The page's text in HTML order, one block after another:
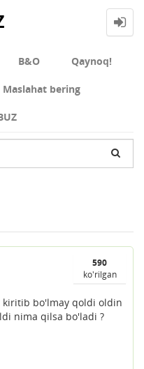
В&О Qaynoq!
Maslahat bering
590
ko'rilgan
kiritib bo'lmay qoldi oldin
nima qilsa bo'ladi ?